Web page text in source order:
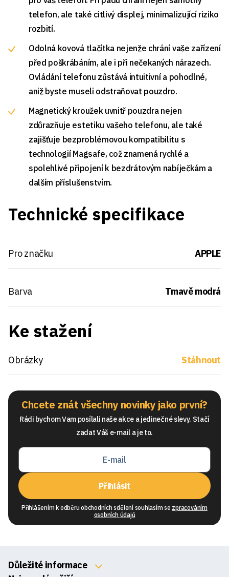
telefon, ale také citlivý displej, minimalizující riziko
rozbití.
Odolná kovová tlačítka nejenže chrání vaše zařízení
před poškrábáním, ale i při nečekaných nárazech.
Ovládání telefonu zůstává intuitivní a pohodlné,
aniž byste museli odstraňovat pouzdro.
Magnetický kroužek uvnitř pouzdra nejen
zdůrazňuje estetiku vašeho telefonu, ale také
zajišťuje bezproblémovou kompatibilitu s
technologií Magsafe, což znamená rychlé a
spolehlivé připojení k bezdrátovým nabíječkám a
dalším příslušenstvím.
Technické specifikace
Pro značku APPLE
Barva Tmavě modrá
Ke stažení
Obrázky Stáhnout
Chcete znát všechny novinky jako první?
Rádi bychom Vam posílali naše akce a jedinečné slevy. Stačí
zadat Váš e-mail a je to.
Přihlásit
Přihlášením k odběru obchodních sdělení souhlasím se zpracováním
osobních údajů
Důležité informace